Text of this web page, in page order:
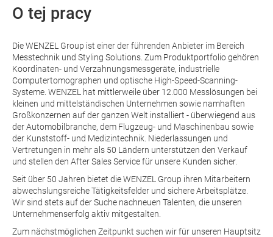
O tej pracy
Die WENZEL Group ist einer der führenden Anbieter im Bereich
Messtechnik und Styling Solutions. Zum Produktportfolio gehören
Koordinaten- und Verzahnungsmessgeräte, industrielle
Computertomographen und optische High-Speed-Scanning-
Systeme. WENZEL hat mittlerweile über 12.000 Messlösungen bei
kleinen und mittelständischen Unternehmen sowie namhaften
Großkonzernen auf der ganzen Welt installiert - überwiegend aus
der Automobilbranche, dem Flugzeug- und Maschinenbau sowie
der Kunststoff- und Medizintechnik. Niederlassungen und
Vertretungen in mehr als 50 Ländern unterstützen den Verkauf
und stellen den After Sales Service für unsere Kunden sicher.
Seit über 50 Jahren bietet die WENZEL Group ihren Mitarbeitern
abwechslungsreiche Tätigkeitsfelder und sichere Arbeitsplätze.
Wir sind stets auf der Suche nachneuen Talenten, die unseren
Unternehmenserfolg aktiv mitgestalten.
Zum nächstmöglichen Zeitpunkt suchen wir für unseren Hauptsitz